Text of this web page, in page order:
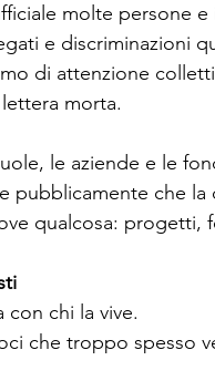
molte persone
e discriminazioni
di attenzione
morta.
le aziende e le
pubblicamente che la
qualcosa: progetti,
con chi la vive.
che troppo spesso